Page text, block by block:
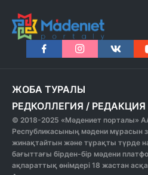
ЖОБА ТУРАЛЫ
РЕДКОЛЛЕГИЯ / РЕДАКЦИЯ
© 2018-2025 «Мәдениет порталы»
Республикасының мәдени мұрасын
жинақтайтын және тұрақты түрде
бағыттағы бірден-бір мәдени
ақпараттық өнімдері 18 жастан